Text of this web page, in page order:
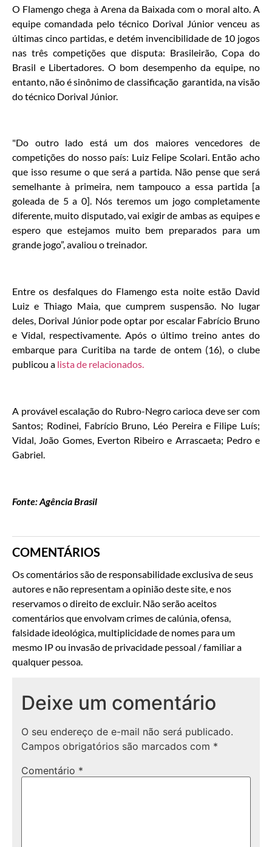
O Flamengo chega à Arena da Baixada com o moral alto. A
equipe comandada pelo técnico Dorival Júnior venceu as
últimas cinco partidas, e detém invencibilidade de 10 jogos
nas três competições que disputa: Brasileirão, Copa do
Brasil e Libertadores. O bom desempenho da equipe, no
entanto, não é sinônimo de classificação garantida, na visão
do técnico Dorival Júnior.
"Do outro lado está um dos maiores vencedores de
competições do nosso país: Luiz Felipe Scolari. Então acho
que isso resume o que será a partida. Não pense que será
semelhante à primeira, nem tampouco a essa partida [a
goleada de 5 a 0]. Nós teremos um jogo completamente
diferente, muito disputado, vai exigir de ambas as equipes e
espero que estejamos muito bem preparados para um
grande jogo”, avaliou o treinador.
Entre os desfalques do Flamengo esta noite estão David
Luiz e Thiago Maia, que cumprem suspensão. No lugar
deles, Dorival Júnior pode optar por escalar Fabrício Bruno
e Vidal, respectivamente. Após o último treino antes do
embarque para Curitiba na tarde de ontem (16), o clube
publicou a lista de relacionados.
A provável escalação do Rubro-Negro carioca deve ser com
Santos; Rodinei, Fabrício Bruno, Léo Pereira e Filipe Luís;
Vidal, João Gomes, Everton Ribeiro e Arrascaeta; Pedro e
Gabriel.
Fonte: Agência Brasil
COMENTÁRIOS
Os comentários são de responsabilidade exclusiva de seus
autores e não representam a opinião deste site, e nos
reservamos o direito de excluir. Não serão aceitos
comentários que envolvam crimes de calúnia, ofensa,
falsidade ideológica, multiplicidade de nomes para um
mesmo IP ou invasão de privacidade pessoal / familiar a
qualquer pessoa.
Deixe um comentário
O seu endereço de e-mail não será publicado.
Campos obrigatórios são marcados com *
Comentário *